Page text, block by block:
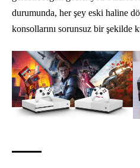
durumunda, her şey eski haline
konsollarını sorunsuz bir şekilde